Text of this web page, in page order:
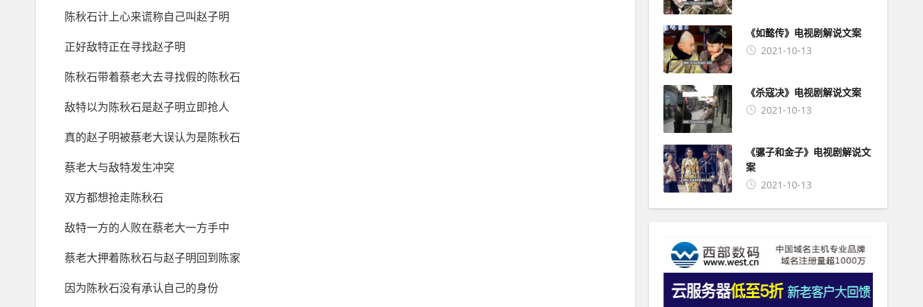
陈秋石计上心来谎称自己叫赵子明
正好敌特正在寻找赵子明
陈秋石带着蔡老大去寻找假的陈秋石
敌特以为陈秋石是赵子明立即抢人
真的赵子明被蔡老大误认为是陈秋石
蔡老大与敌特发生冲突
双方都想抢走陈秋石
敌特一方的人败在蔡老大一方手中
蔡老大押着陈秋石与赵子明回到陈家
因为陈秋石没有承认自己的身份
《如懿传》电视剧解说文案
2021-10-13
《杀寇决》电视剧解说文案
2021-10-13
《骡子和金子》电视剧解说文
案
2021-10-13